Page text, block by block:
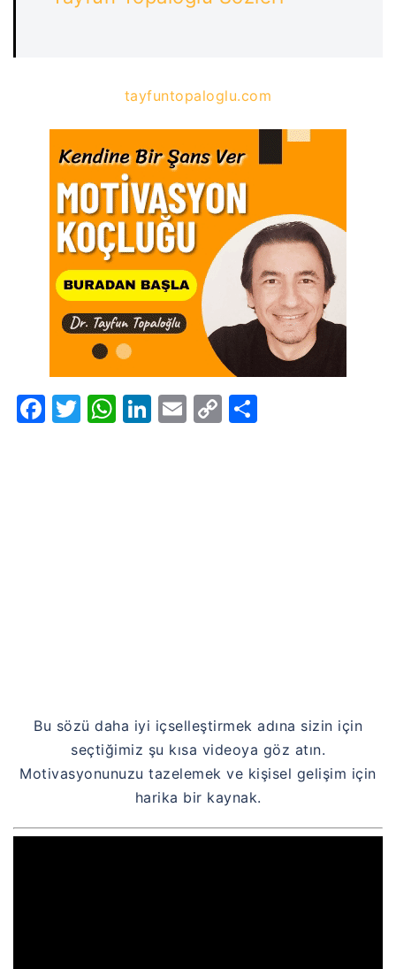
tayfuntopaloglu.com
Facebook
Twitter
WhatsApp
LinkedIn
Email
Copy
Bu sözü daha iyi içselleştirmek adına sizin için
seçtiğimiz şu kısa videoya göz atın.
Motivasyonunuzu tazelemek ve kişisel gelişim için
harika bir kaynak.